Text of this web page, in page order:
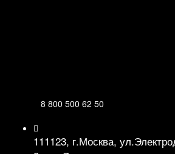
8 800 500 62 50
111123, г.Москва,